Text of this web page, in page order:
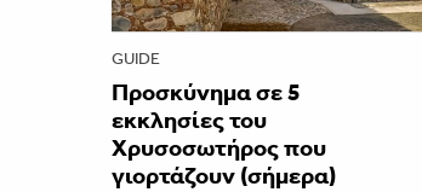
GUIDE
Προσκύνημα σε 5
εκκλησίες του
Χρυσοσωτήρος που
γιορτάζουν (σήμερα)